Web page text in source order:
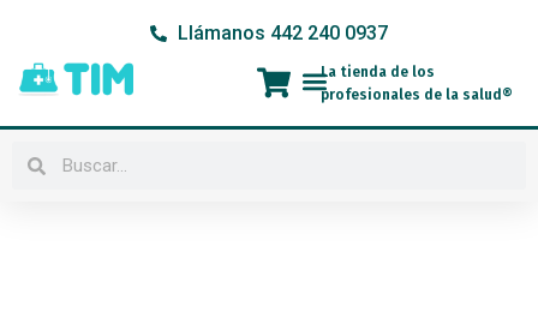
contenido
Llámanos 442 240 0937
Menú
La tienda de los
profesionales de la salud®
Buscar